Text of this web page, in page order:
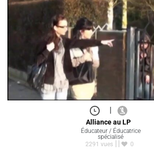
|
Alliance au LP
Éducateur / Éducatrice
spécialisé
2291 vues
0